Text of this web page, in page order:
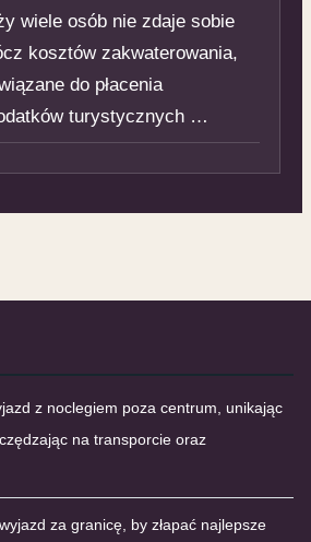
wiele osób nie zdaje sobie
kosztów zakwaterowania,
do płacenia
turystycznych …
z noclegiem poza centrum, unikając
na transporcie oraz
za granicę, by złapać najlepsze